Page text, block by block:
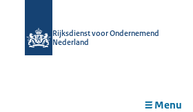
Rijksdienst voor Ondernemend
Nederland
Menu